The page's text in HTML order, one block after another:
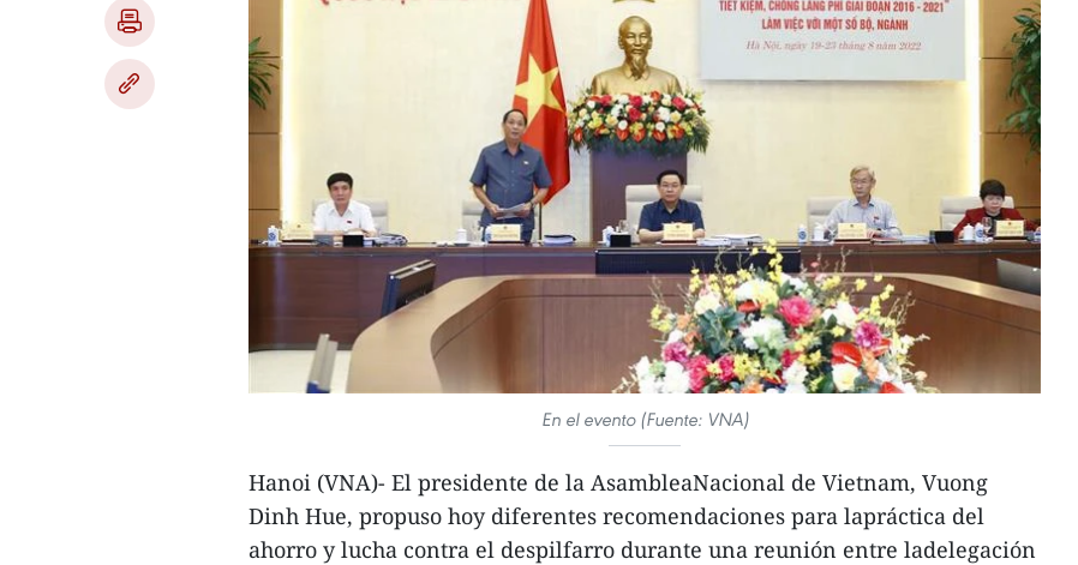
En el evento (Fuente: VNA)
Hanoi (VNA)- El presidente de la AsambleaNacional de Vietnam, Vuong
Dinh Hue, propuso hoy diferentes recomendaciones para lapráctica del
ahorro y lucha contra el despilfarro durante una reunión entre ladelegación